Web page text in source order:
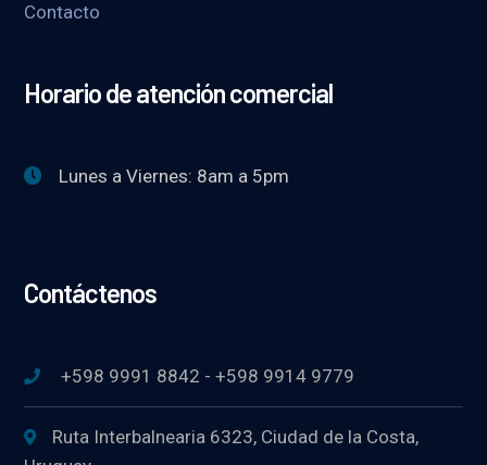
Contacto
Horario de atención comercial
Lunes a Viernes: 8am a 5pm
Contáctenos
+598 9991 8842 - +598 9914 9779
Ruta Interbalnearia 6323, Ciudad de la Costa,